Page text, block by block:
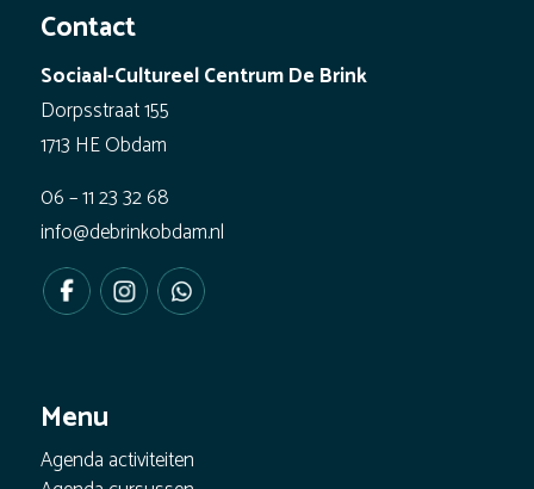
Contact
Sociaal-Cultureel Centrum De Brink
Dorpsstraat 155
1713 HE Obdam
06 – 11 23 32 68
info@debrinkobdam.nl
Menu
Agenda activiteiten